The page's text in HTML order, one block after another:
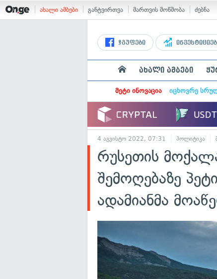
ახალი ამბები განტვირთვა მართვის მოწმობა ძებნა
ჯგუფები
ახალი ამბები
მეტი ინოვაცია იცხოვრე
4 აგვისტო 2022, 07:31 პოლიტიკა
რუსეთის
შემოღებაზე
ადამიანმა